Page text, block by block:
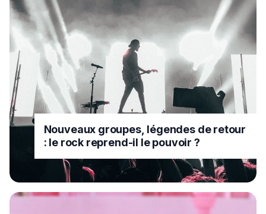
Nouveaux groupes, légendes de retour
: le rock reprend-il le pouvoir ?